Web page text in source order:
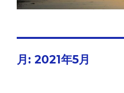
月:2021年5月